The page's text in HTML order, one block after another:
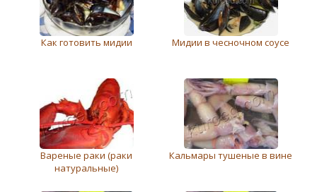
Как готовить мидии Мидии в чесночном соусе
Вареные раки (раки
натуральные)
Кальмары тушеные в вине